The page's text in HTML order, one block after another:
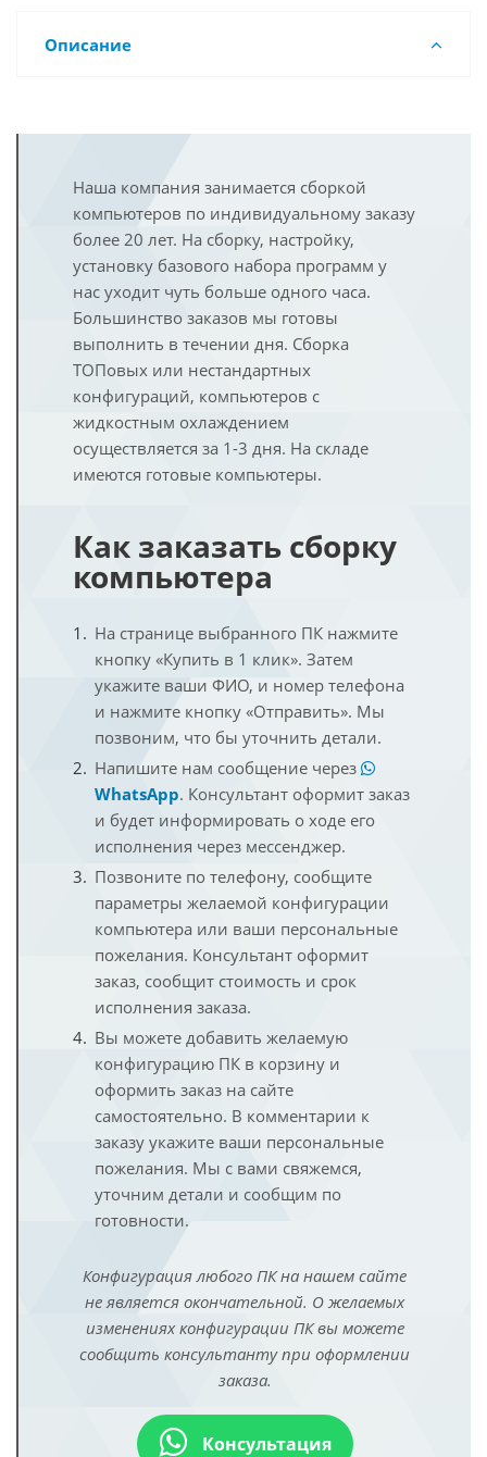
Описание
Наша компания занимается сборкой
компьютеров по индивидуальному заказу
более 20 лет. На сборку, настройку,
установку базового набора программ у
нас уходит чуть больше одного часа.
Большинство заказов мы готовы
выполнить в течении дня. Сборка
ТОПовых или нестандартных
конфигураций, компьютеров с
жидкостным охлаждением
осуществляется за 1-3 дня. На складе
имеются готовые компьютеры.
Как заказать сборку
компьютера
На странице выбранного ПК нажмите
кнопку «Купить в 1 клик». Затем
укажите ваши ФИО, и номер телефона
и нажмите кнопку «Отправить». Мы
позвоним, что бы уточнить детали.
Напишите нам сообщение через
WhatsApp. Консультант оформит заказ
и будет информировать о ходе его
исполнения через мессенджер.
Позвоните по телефону, сообщите
параметры желаемой конфигурации
компьютера или ваши персональные
пожелания. Консультант оформит
заказ, сообщит стоимость и срок
исполнения заказа.
Вы можете добавить желаемую
конфигурацию ПК в корзину и
оформить заказ на сайте
самостоятельно. В комментарии к
заказу укажите ваши персональные
пожелания. Мы с вами свяжемся,
уточним детали и сообщим по
готовности.
Конфигурация любого ПК на нашем сайте
не является окончательной. О желаемых
изменениях конфигурации ПК вы можете
сообщить консультанту при оформлении
заказа.
Консультация